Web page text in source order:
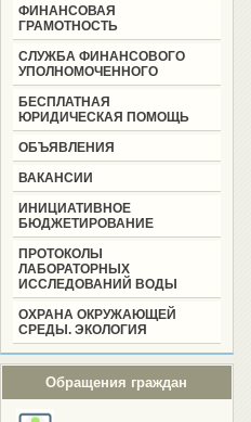
ФИНАНСОВАЯ
ГРАМОТНОСТЬ
СЛУЖБА ФИНАНСОВОГО
УПОЛНОМОЧЕННОГО
БЕСПЛАТНАЯ
ЮРИДИЧЕСКАЯ ПОМОЩЬ
ОБЪЯВЛЕНИЯ
ВАКАНСИИ
ИНИЦИАТИВНОЕ
БЮДЖЕТИРОВАНИЕ
ПРОТОКОЛЫ
ЛАБОРАТОРНЫХ
ИССЛЕДОВАНИЙ ВОДЫ
ОХРАНА ОКРУЖАЮЩЕЙ
СРЕДЫ. ЭКОЛОГИЯ
Обращения граждан